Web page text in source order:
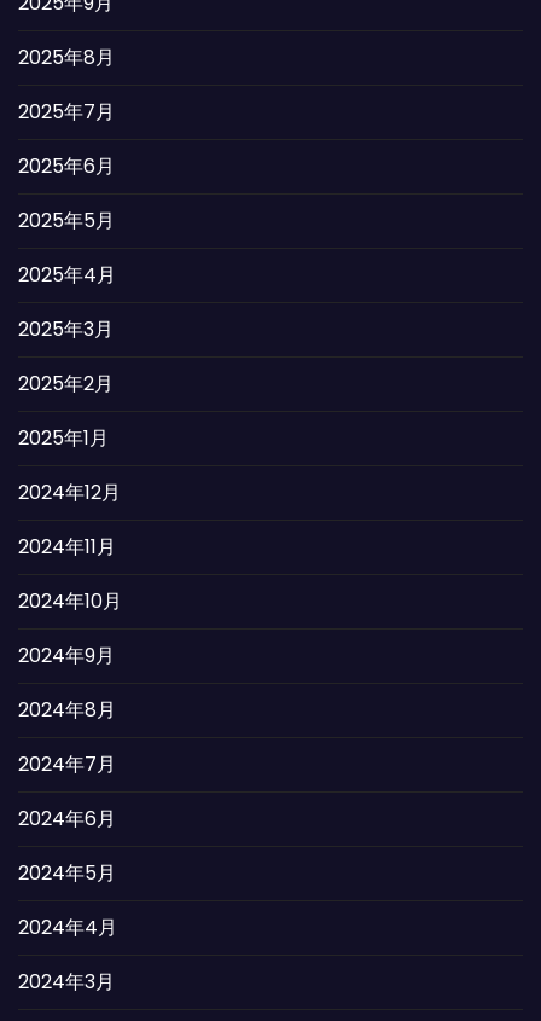
2025年8月
2025年7月
2025年6月
2025年5月
2025年4月
2025年3月
2025年2月
2025年1月
2024年12月
2024年11月
2024年10月
2024年9月
2024年8月
2024年7月
2024年6月
2024年5月
2024年4月
2024年3月